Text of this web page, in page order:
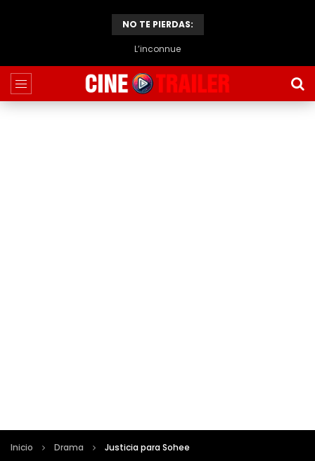
NO TE PIERDAS:
L’inconnue
Inicio Drama Justicia para Sohee